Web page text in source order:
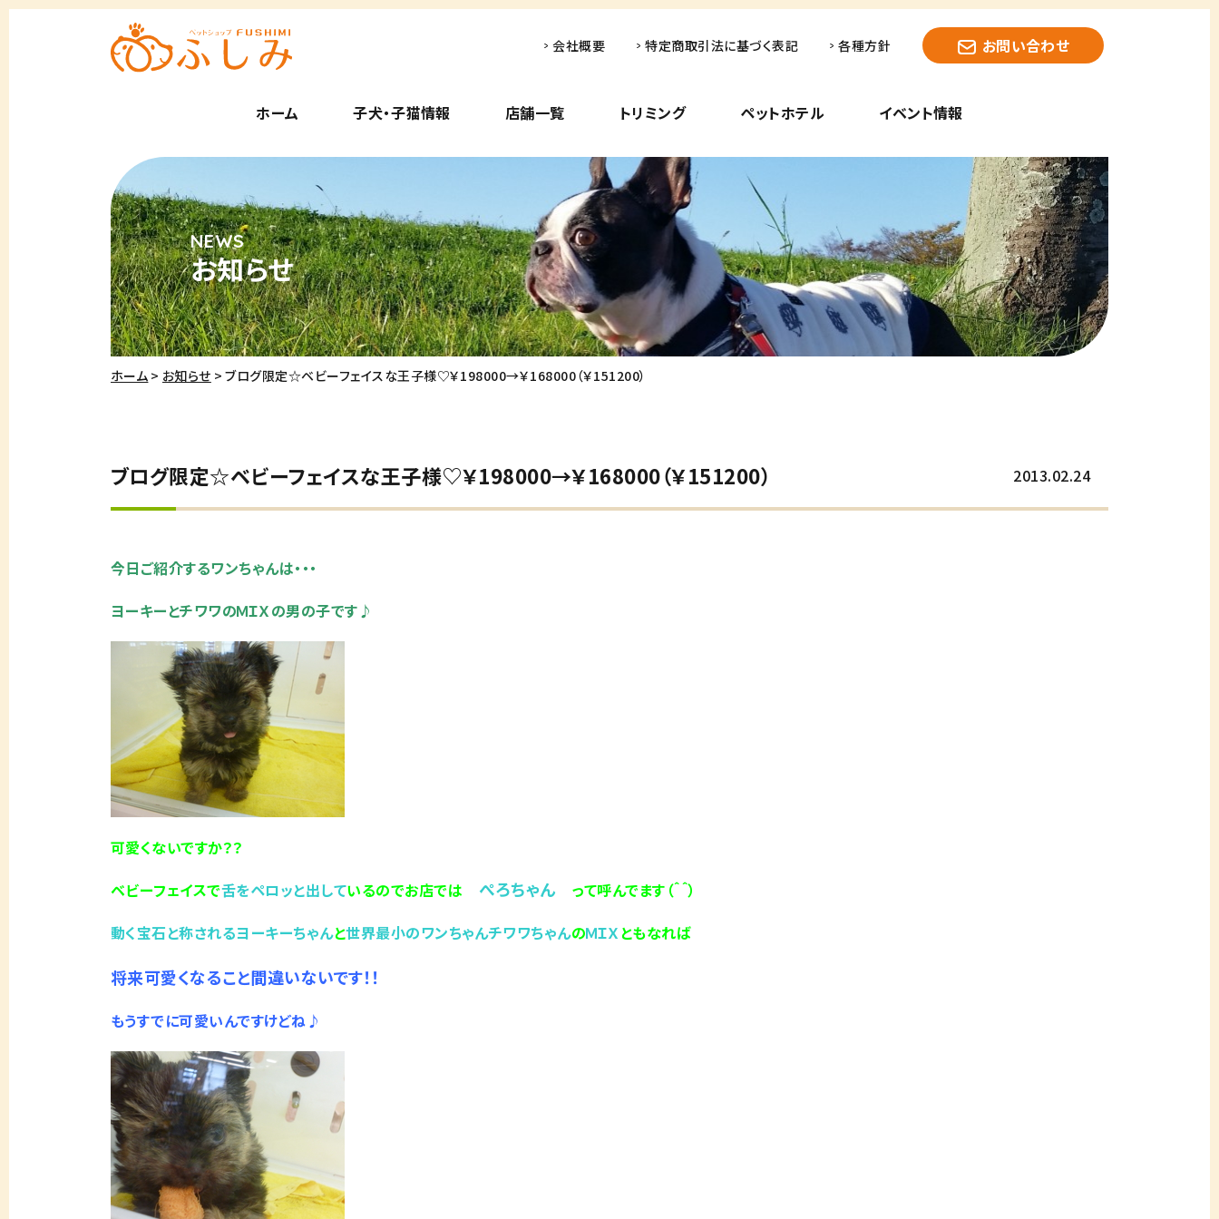
ホーム 子犬・子猫情報 店舗一覧 トリミング ペットホテル イベント情報
会社概要 特定商取引法に基づく表記 各種方針 お問い合わせ
お知らせ
ホーム お知らせ ブログ限定☆ベビーフェイスな王子様♡￥198000→￥168000（￥151200）
2013.02.24
ブログ限定☆ベビーフェイスな王子様♡￥198000→￥168000（￥151200）
今日ご紹介するワンちゃんは・・・
ヨーキーとチワワのＭＩＸの男の子です♪
可愛くないですか？？
ベビーフェイスで舌をペロッと出しているのでお店では ぺろちゃんって呼んでます（＾＾）
動く宝石と称されるヨーキーちゃんと世界最小のワンちゃんチワワちゃんのＭＩＸともなれば
将来可愛くなること間違いないです！！
もうすでに可愛いんですけどね♪